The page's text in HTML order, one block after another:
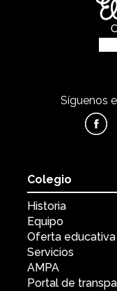
Síguenos
Colegio
Historia
Equipo
Oferta educativa
Servicios
AMPA
Portal de